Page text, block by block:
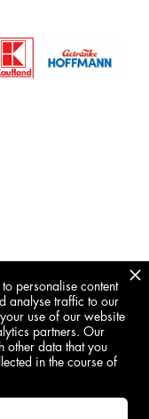
personalise content
analyse traffic to our
use of our website
partners. Our
other data that you
in the course of